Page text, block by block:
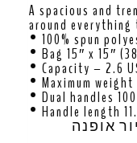
A spacious and
around
• 100% spun
• Bag 15″ x 15″
• Capacity – 2.6
• Maximum
• Dual handles
• Handle length
אופנה